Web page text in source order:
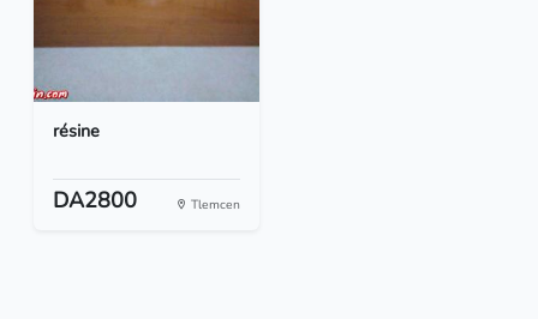
résine
DA2800 Tlemcen